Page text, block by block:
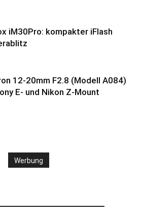
iM30Pro: kompakter iFlash
12-20mm F2.8 (Modell A084)
E- und Nikon Z-Mount
Werbung